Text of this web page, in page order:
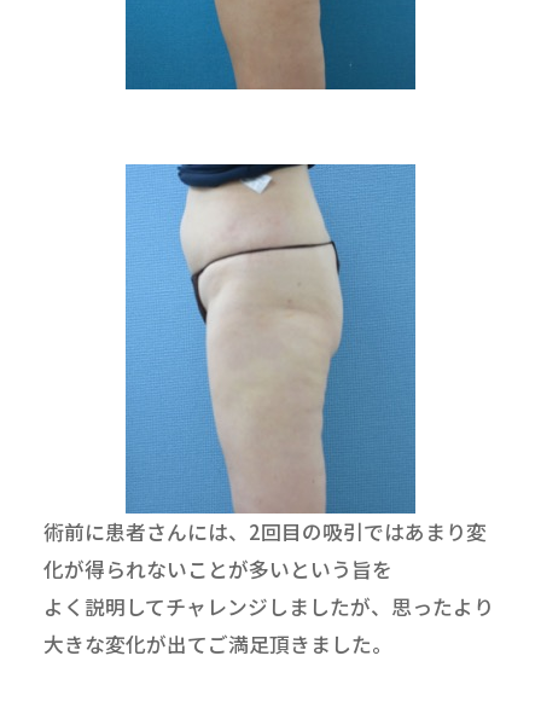
術前に患者さんには、2回目の吸引ではあまり変
化が得られないことが多いという旨を
よく説明してチャレンジしましたが、思ったより
大きな変化が出てご満足頂きました。